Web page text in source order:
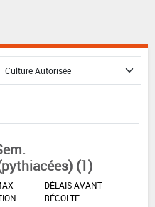
(1)
DÉLAIS AVANT
RÉCOLTE